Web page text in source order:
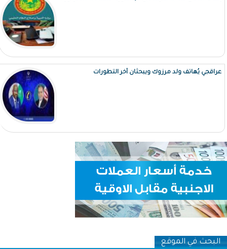
عراقجي يُهاتف ولد مرزوك ويبحثان آخر التطورات
البحث في الموقع